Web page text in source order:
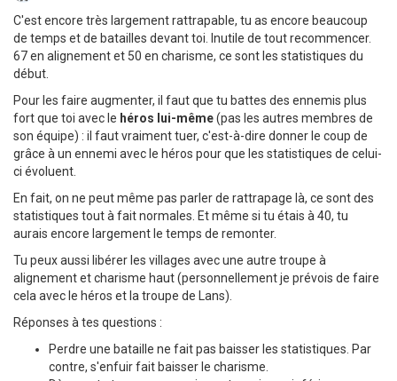
C'est encore très largement rattrapable, tu as encore beaucoup
de temps et de batailles devant toi. Inutile de tout recommencer.
67 en alignement et 50 en charisme, ce sont les statistiques du
début.
Pour les faire augmenter, il faut que tu battes des ennemis plus
fort que toi avec le héros lui-même(pas les autres membres de
son équipe) : il faut vraiment tuer, c'est-à-dire donner le coup de
grâce à un ennemi avec le héros pour que les statistiques de celui-
ci évoluent.
En fait, on ne peut même pas parler de rattrapage là, ce sont des
statistiques tout à fait normales. Et même si tu étais à 40, tu
aurais encore largement le temps de remonter.
Tu peux aussi libérer les villages avec une autre troupe à
alignement et charisme haut (personnellement je prévois de faire
cela avec le héros et la troupe de Lans).
Réponses à tes questions :
Perdre une bataille ne fait pas baisser les statistiques. Par
contre, s'enfuir fait baisser le charisme.